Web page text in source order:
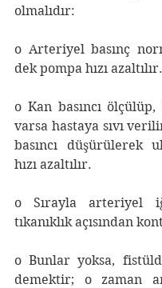
olmalıdır:
o Arteriyel basınç
dek pompa hızı azaltılır.
o Kan basıncı
varsa hastaya sıvı
basıncı düşürülerek
hızı azaltılır.
o Sırayla arteriyel
tıkanıklık açısından
o Bunlar yoksa,
demektir; o zaman